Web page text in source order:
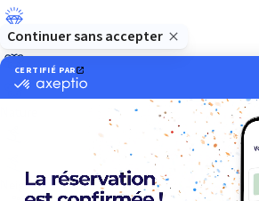
Luxe
Neige